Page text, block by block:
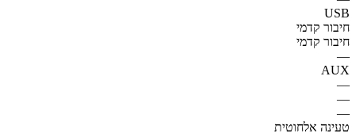
USB
חיבור קדמי
חיבור קדמי
—
AUX
—
—
—
טעינה אלחוטית